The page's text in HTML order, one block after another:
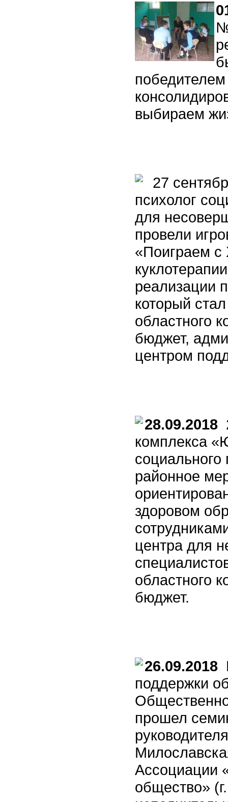
победителем
выбираем
27
психолог
для
провели
«Поиграем
реализации
который
областного
бюджет,
центром
28.09.2018
комплекса
районное
здоровом
центра для
областного
бюджет.
26.09.2018
поддержки
прошел
Ассоциации
общество»